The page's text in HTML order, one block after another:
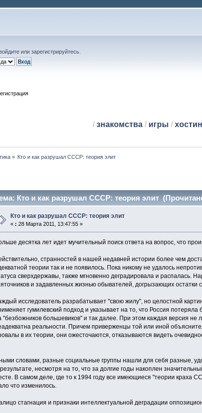
илизарегистрируйтесь
/ знакомства/ игры /
» Кто и как разрушал СССР: теория элит
Кто и как разрушал СССР: теория элит
Кто и как разрушал СССР: теория элит
« : 28 Марта 2011, 13:47:55 »
десятка лет идет мучительный поиск ответа на вопрос, что
странностей в нашей недавней истории более чем
теории так и не появилось. Пока никому не удалось
сверхдержавы, также мгновенно деградировала и распалась.
и задавленных жизнью обывателей, догрызающих остатки
исследователь разрабатывает "свою жилу", но целостной
гумилевский подход и указывает на то, что Россия
"безбожников большевиков" и так далее. При этом каждая версия не
реальности. Причем приверженцы той или иной
в их теории, они ожесточаются, отказываются видеть
словами, разные социальные группы нашли для себя разные,
несмотря на то, что за долгие годы накоплен
В самом деле, где то к 1994 году все имеющиеся "теории
что изменилось.
стагнация и признаки интеллектуальной деградации